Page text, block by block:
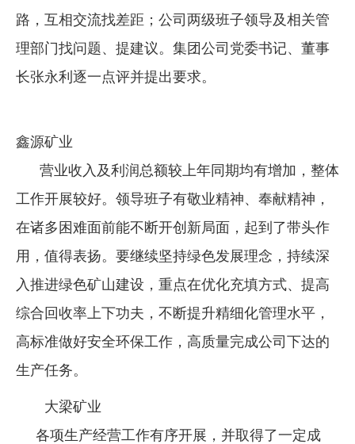
行情报价
数字报
路，互相交流找差距；公司两级班子领导及相关管
理部门找问题、提建议。集团公司党委书记、董事
长张永利逐一点评并提出要求。
鑫源矿业
营业收入及利润总额较上年同期均有增加，整体
工作开展较好。领导班子有敬业精神、奉献精神，
在诸多困难面前能不断开创新局面，起到了带头作
用，值得表扬。要继续坚持绿色发展理念，持续深
入推进绿色矿山建设，重点在优化充填方式、提高
综合回收率上下功夫，不断提升精细化管理水平，
高标准做好安全环保工作，高质量完成公司下达的
生产任务。
大梁矿业
各项生产经营工作有序开展，并取得了一定成